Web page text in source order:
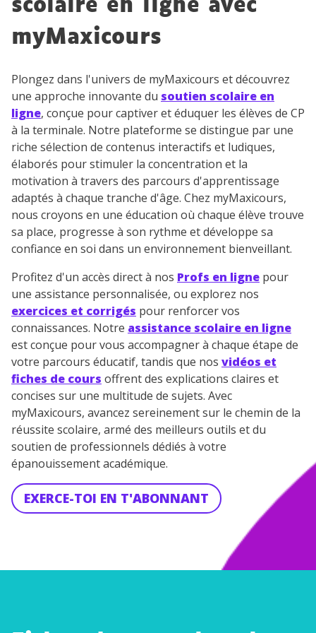
scolaire en ligne avec
myMaxicours
Plongez dans l'univers de myMaxicours et découvrez
une approche innovante du soutien scolaire en
ligne, conçue pour captiver et éduquer les élèves de CP
à la terminale. Notre plateforme se distingue par une
riche sélection de contenus interactifs et ludiques,
élaborés pour stimuler la concentration et la
motivation à travers des parcours d'apprentissage
adaptés à chaque tranche d'âge. Chez myMaxicours,
nous croyons en une éducation où chaque élève trouve
sa place, progresse à son rythme et développe sa
confiance en soi dans un environnement bienveillant.
Profitez d'un accès direct à nos Profs en ligne pour
une assistance personnalisée, ou explorez nos
exercices et corrigés pour renforcer vos
connaissances. Notre assistance scolaire en ligne
est conçue pour vous accompagner à chaque étape de
votre parcours éducatif, tandis que nos vidéos et
fiches de cours offrent des explications claires et
concises sur une multitude de sujets. Avec
myMaxicours, avancez sereinement sur le chemin de la
réussite scolaire, armé des meilleurs outils et du
soutien de professionnels dédiés à votre
épanouissement académique.
EXERCE-TOI EN T'ABONNANT
pendant 24h notre
plateforme de soutien
scolaire !
Fiches de cours et vidéos
exercices
corrigés
podcasts de révisions
espace dédié aux parents
pour
suivre les progrès
Tout le programme scolaire du CP à
Des profs expérimentés disponibles
à la demande par tchat, audio ou
vidéo
TESTER GRATUITEMENT
* Votre code d'accès sera envoyé à cette adresse e-mail. En
renseignant votre e-mail, vous consentez à ce que vos
données à caractère personnel soient traitées par SEJER, sous
la marque myMaxicours, afin que SEJER puisse vous donner
accès au service de soutien scolaire pendant 24h. Pour en
savoir plus sur la gestion de vos données personnelles et
pour exercer vos droits, vous pouvez consulter
charte.
J’accepte de recevoir les actualités et des